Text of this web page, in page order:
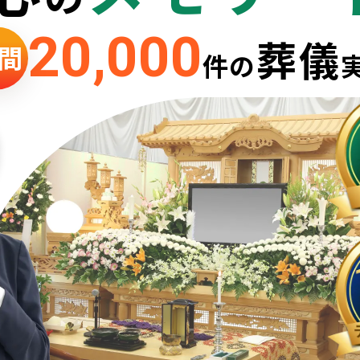
20,000件の葬儀